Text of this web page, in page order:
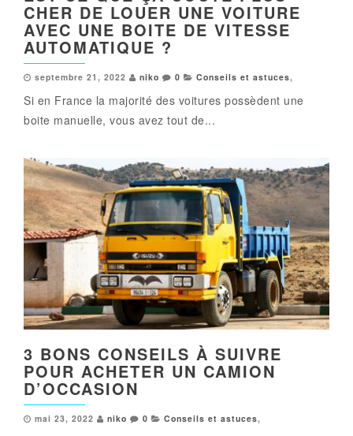
CHER DE LOUER UNE VOITURE
AVEC UNE BOITE DE VITESSE
AUTOMATIQUE ?
septembre 21, 2022 niko 0 Conseils et astuces,
Si en France la majorité des voitures possèdent une
boite manuelle, vous avez tout de...
3 BONS CONSEILS À SUIVRE
POUR ACHETER UN CAMION
D’OCCASION
mai 23, 2022 niko 0 Conseils et astuces,